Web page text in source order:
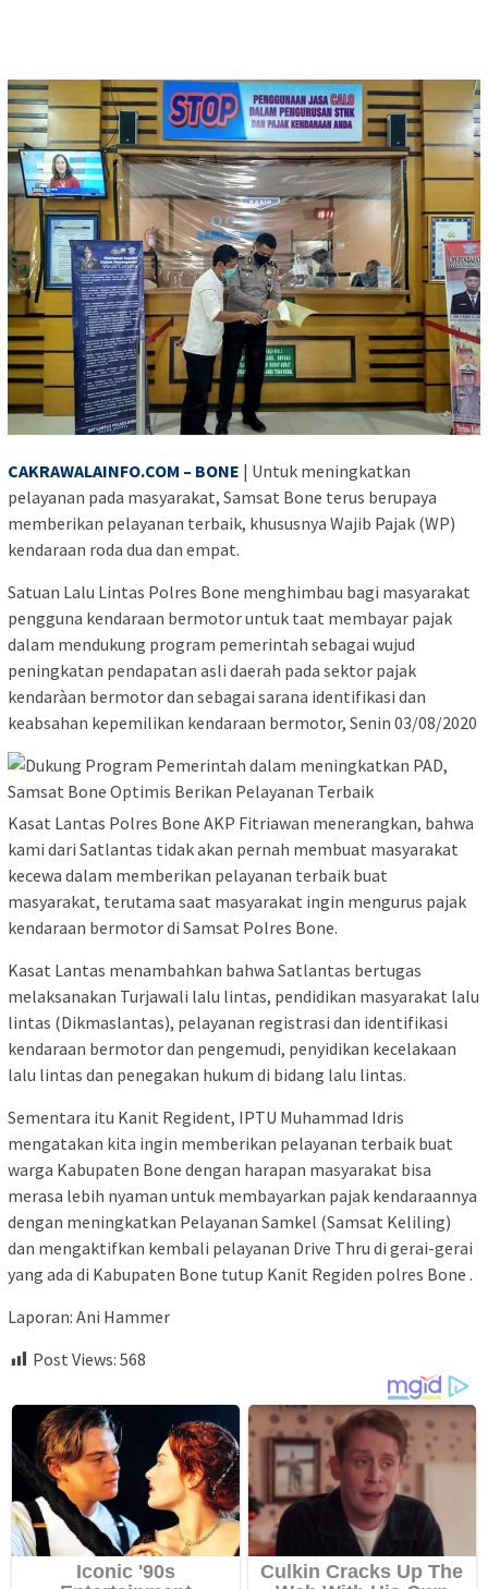
CAKRAWALAINFO.COM – BONE | Untuk meningkatkan
pelayanan pada masyarakat, Samsat Bone terus berupaya
memberikan pelayanan terbaik, khususnya Wajib Pajak (WP)
kendaraan roda dua dan empat.
Satuan Lalu Lintas Polres Bone menghimbau bagi masyarakat
pengguna kendaraan bermotor untuk taat membayar pajak
dalam mendukung program pemerintah sebagai wujud
peningkatan pendapatan asli daerah pada sektor pajak
kendaràan bermotor dan sebagai sarana identifikasi dan
keabsahan kepemilikan kendaraan bermotor, Senin 03/08/2020
Kasat Lantas Polres Bone AKP Fitriawan menerangkan, bahwa
kami dari Satlantas tidak akan pernah membuat masyarakat
kecewa dalam memberikan pelayanan terbaik buat
masyarakat, terutama saat masyarakat ingin mengurus pajak
kendaraan bermotor di Samsat Polres Bone.
Kasat Lantas menambahkan bahwa Satlantas bertugas
melaksanakan Turjawali lalu lintas, pendidikan masyarakat lalu
lintas (Dikmaslantas), pelayanan registrasi dan identifikasi
kendaraan bermotor dan pengemudi, penyidikan kecelakaan
lalu lintas dan penegakan hukum di bidang lalu lintas.
Sementara itu Kanit Regident, IPTU Muhammad Idris
mengatakan kita ingin memberikan pelayanan terbaik buat
warga Kabupaten Bone dengan harapan masyarakat bisa
merasa lebih nyaman untuk membayarkan pajak kendaraannya
dengan meningkatkan Pelayanan Samkel (Samsat Keliling)
dan mengaktifkan kembali pelayanan Drive Thru di gerai-gerai
yang ada di Kabupaten Bone tutup Kanit Regiden polres Bone .
Laporan: Ani Hammer
Post Views: 568